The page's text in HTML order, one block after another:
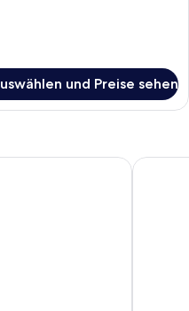
und Preise sehen